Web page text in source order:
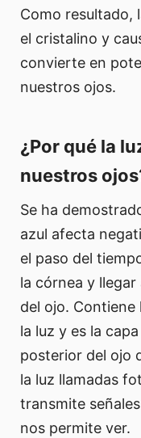
Como resultado,
el cristalino y
convierte en
nuestros ojos.
¿Por qué la
nuestros
Se ha
azul afecta
el paso del
la córnea y
del ojo. Contiene
la luz y es la
posterior del ojo
la luz llamadas
transmite
nos permite ver.